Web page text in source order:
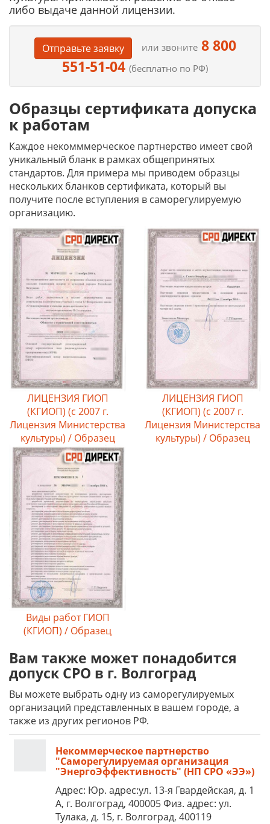
либо выдаче данной лицензии.
Отправьте заявку или звоните8 800
551-51-04 (бесплатно по РФ)
Образцы сертификата допуска
к работам
Каждое некомммерческое партнерство имеет свой
уникальный бланк в рамках общепринятых
стандартов. Для примера мы приводем образцы
нескольких бланков сертификата, который вы
получите после вступления в саморегулируемую
организацию.
ЛИЦЕНЗИЯ ГИОП
(КГИОП) (c 2007 г.
Лицензия Министерства
культуры) / Образец
ЛИЦЕНЗИЯ ГИОП
(КГИОП) (c 2007 г.
Лицензия Министерства
культуры) / Образец
Виды работ ГИОП
(КГИОП) / Образец
Вам также может понадобится
допуск СРО в г. Волгоград
Вы можете выбрать одну из саморегулируемых
организаций представленных в вашем городе, а
также из других регионов РФ.
Некоммерческое партнерство
"Саморегулируемая организация
"ЭнергоЭффективность" (НП СРО «ЭЭ»)
Адрес: Юр. адрес:ул. 13-я Гвардейская, д. 1
А, г. Волгоград, 400005 Физ. адрес: ул.
Тулака, д. 15, г. Волгоград, 400119